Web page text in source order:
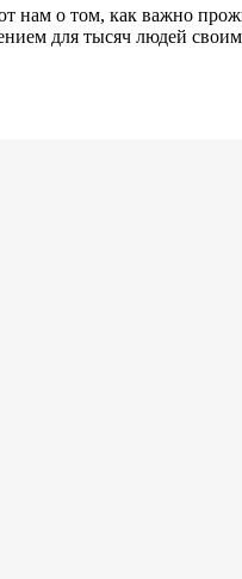
нам о том, как важно
для тысяч людей